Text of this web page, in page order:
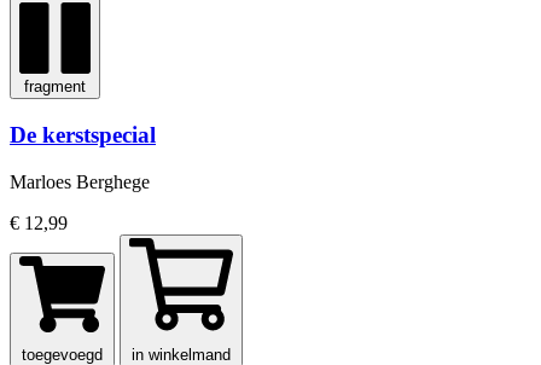
fragment
De kerstspecial
Marloes Berghege
€ 12,99
toegevoegd in winkelmand